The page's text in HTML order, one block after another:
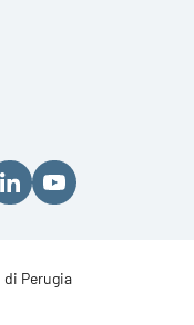
Perugia